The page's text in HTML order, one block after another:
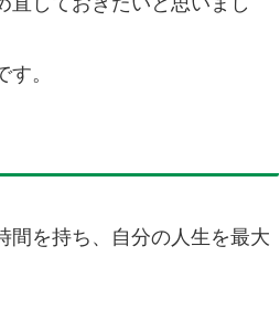
。
間を持ち、自分の人生を最大